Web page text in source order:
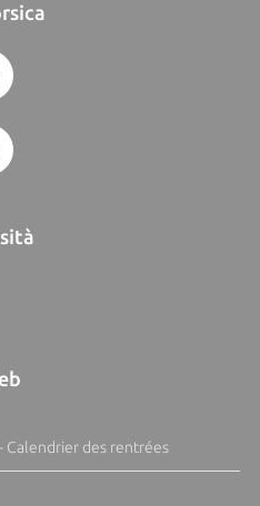
Calendrier des rentrées